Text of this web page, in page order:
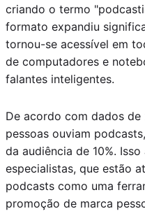
criando o termo
formato expandiu
tornou-se acessível em
de computadores e
falantes inteligentes.
De acordo com dados de
pessoas ouviam
da audiência de 10%.
especialistas, que estão
podcasts como uma
promoção de marca